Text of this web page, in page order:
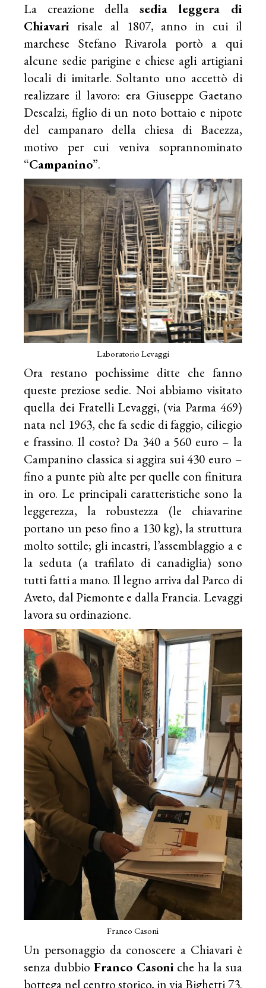
La creazione della sedia leggera di
Chiavari risale al 1807, anno in cui il
marchese Stefano Rivarola portò a qui
alcune sedie parigine e chiese agli artigiani
locali di imitarle. Soltanto uno accettò di
realizzare il lavoro: era Giuseppe Gaetano
Descalzi, figlio di un noto bottaio e nipote
del campanaro della chiesa di Bacezza,
motivo per cui veniva soprannominato
“Campanino”.
Laboratorio Levaggi
Ora restano pochissime ditte che fanno
queste preziose sedie. Noi abbiamo visitato
quella dei Fratelli Levaggi, (via Parma 469)
nata nel 1963, che fa sedie di faggio, ciliegio
e frassino. Il costo? Da 340 a 560 euro – la
Campanino classica si aggira sui 430 euro –
fino a punte più alte per quelle con finitura
in oro. Le principali caratteristiche sono la
leggerezza, la robustezza (le chiavarine
portano un peso fino a 130 kg), la struttura
molto sottile; gli incastri, l’assemblaggio a e
la seduta (a trafilato di canadiglia) sono
tutti fatti a mano. Il legno arriva dal Parco di
Aveto, dal Piemonte e dalla Francia. Levaggi
lavora su ordinazione.
Franco Casoni
Un personaggio da conoscere a Chiavari è
senza dubbio Franco Casoniche ha la sua
bottega nel centro storico, in via Bighetti 73.